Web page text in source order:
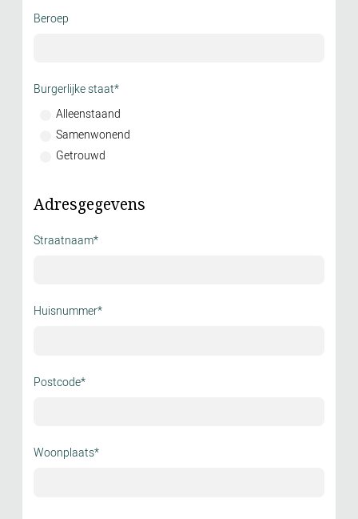
Beroep
Burgerlijke staat*
Alleenstaand
Samenwonend
Getrouwd
Adresgegevens
Straatnaam*
Huisnummer*
Postcode*
Woonplaats*